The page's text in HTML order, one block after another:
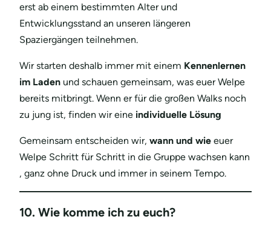
erst ab einem bestimmten Alter und
Entwicklungsstand an unseren längeren
Spaziergängen teilnehmen.
Wir starten deshalb immer mit einem Kennenlernen
im Laden und schauen gemeinsam, was euer Welpe
bereits mitbringt. Wenn er für die großen Walks noch
zu jung ist, finden wir eine individuelle Lösung
Gemeinsam entscheiden wir, wann und wie euer
Welpe Schritt für Schritt in die Gruppe wachsen kann
, ganz ohne Druck und immer in seinem Tempo.
10. Wie komme ich zu euch?